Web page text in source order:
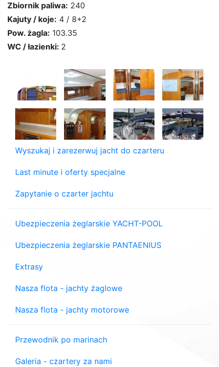
Zbiornik paliwa: 240
Kajuty / koje: 4 / 8+2
Pow. żagla: 103.35
WC / łazienki: 2
Wyszukaj i zarezerwuj jacht do czarteru
Last minute i oferty specjalne
Zapytanie o czarter jachtu
Ubezpieczenia żeglarskie YACHT-POOL
Ubezpieczenia żeglarskie PANTAENIUS
Extrasy
Nasza flota - jachty żaglowe
Nasza flota - jachty motorowe
Przewodnik po marinach
Galeria - czartery za nami